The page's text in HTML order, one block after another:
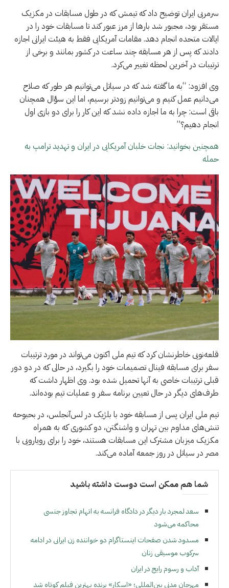
سرمربی ایران توضیح داد که تیمش که در طول مسابقات در مکزیک
مستقر بود، مجبور شد بارها از مرز عبور کند تا مسابقات خود را در
ایالات متحده انجام دهد. مقامات آمریکایی فقط به هیئت ایرانی اجازه
دادند که پس از هر مسابقه چند ساعت در کشور بمانند و برخی از
ترتیبات در آخرین لحظه تغییر می‌کرد.
وی افزود: “به ما گفته شد که در سیاتل می‌توانیم هر طور که صلاح
می‌دانیم عمل کنیم و می‌توانیم زودتر برسیم، اما این سؤال همچنان
باقی است: چرا به ما اجازه داده نشد که این کار را برای دو بازی اول
انجام دهیم؟”
همچنین بخوانید: نجات خلبان آمریکایی در ایران و تهدید ترامپ به
حمله
قلعه‌نویی خاطرنشان کرد که تیم ملی اکنون می‌تواند در مورد ترتیبات
سفر برای مسابقه فینال تصمیمات خود را بگیرد، در حالی که در دو دور
قبلی ترتیبات خاصی به آنها تحمیل شده بود. وی اظهار داشت که
طرف‌های دیگر در حال تعیین برنامه سفر و عملیات تیم بوده‌اند.
تیم ملی ایران پس از مسابقه خود با بلژیک در لس‌آنجلس، در بحبوحه
تنش‌های مداوم بین تهران و واشنگتن، دو کشوری که به همراه
مکزیک میزبان مشترک این مسابقات هستند، خود را برای رویارویی با
مصر در سیاتل در روز جمعه آماده می‌کند.
شما هم ممکن است دوست داشته باشید
سعد لمجرد بار دیگر در دادگاه فرانسه به اتهام تجاوز جنسی
محاکمه می‌شود
مسدود شدن صفحات اینستاگرام دو خواننده زن ایرانی در ادامه
سرکوب موسیقی زنان
آداب و رسوم رایج در ایران
مهرجان مدنی بین‌المللی؛ «اسکار» برنده بهترین فیلم کوتاه شد